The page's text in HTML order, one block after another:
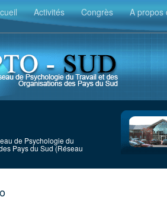
Activités Congrès A propos
de Psychologie du
Pays du Sud (Réseau